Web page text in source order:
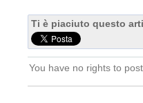
Ti è piaciuto questo
You have no rights to